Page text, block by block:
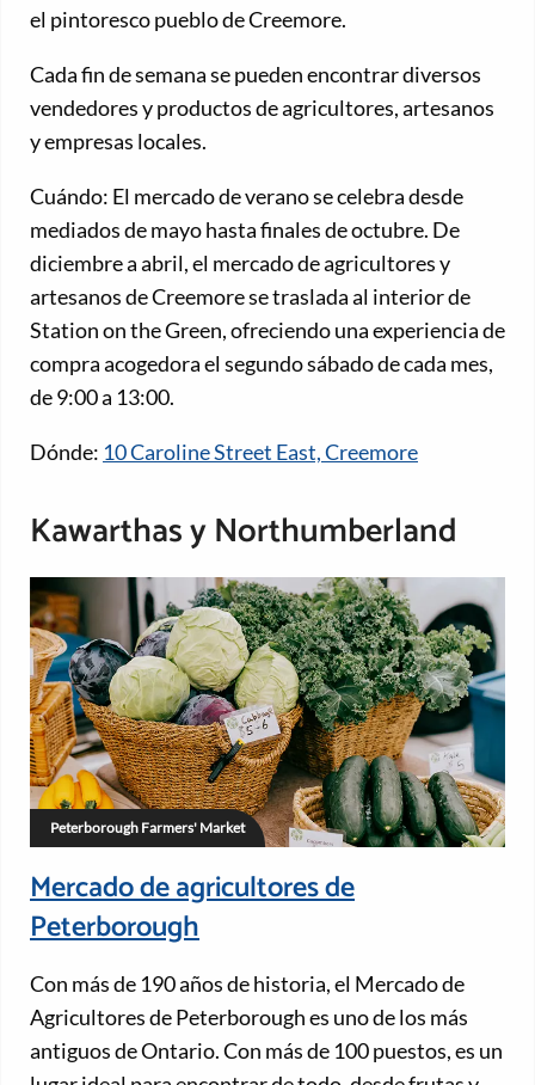
el pintoresco pueblo de Creemore.
Cada fin de semana se pueden encontrar diversos
vendedores y productos de agricultores, artesanos
y empresas locales.
Cuándo: El mercado de verano se celebra desde
mediados de mayo hasta finales de octubre. De
diciembre a abril, el mercado de agricultores y
artesanos de Creemore se traslada al interior de
Station on the Green, ofreciendo una experiencia de
compra acogedora el segundo sábado de cada mes,
de 9:00 a 13:00.
Dónde: 10 Caroline Street East, Creemore
Kawarthas y Northumberland
Peterborough Farmers' Market
Mercado de agricultores de
Peterborough
Con más de 190 años de historia, el Mercado de
Agricultores de Peterborough es uno de los más
antiguos de Ontario. Con más de 100 puestos, es un